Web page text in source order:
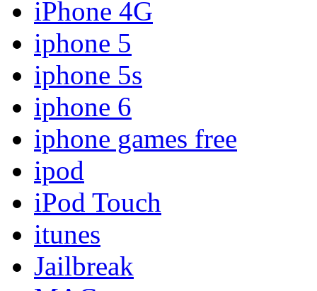
iPhone 4G
iphone 5
iphone 5s
iphone 6
iphone games free
ipod
iPod Touch
itunes
Jailbreak